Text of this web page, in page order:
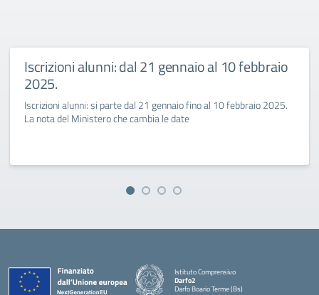
Iscrizioni alunni: dal 21 gennaio al 10 febbraio
2025.
Iscrizioni alunni: si parte dal 21 gennaio fino al 10 febbraio 2025.
La nota del Ministero che cambia le date
Istituto Comprensivo
Darfo2
Darfo Boario Terme (Bs)